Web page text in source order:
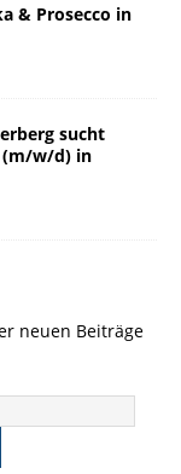
& Prosecco in
sucht
(m/w/d) in
neuen Beiträge